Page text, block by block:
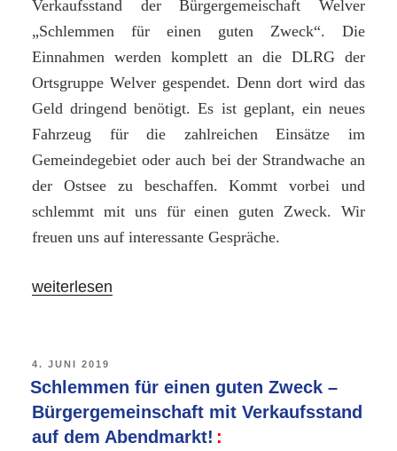
Verkaufsstand der Bürgergemeischaft Welver
„Schlemmen für einen guten Zweck“. Die
Einnahmen werden komplett an die DLRG der
Ortsgruppe Welver gespendet. Denn dort wird das
Geld dringend benötigt. Es ist geplant, ein neues
Fahrzeug für die zahlreichen Einsätze im
Gemeindegebiet oder auch bei der Strandwache an
der Ostsee zu beschaffen. Kommt vorbei und
schlemmt mit uns für einen guten Zweck. Wir
freuen uns auf interessante Gespräche.
„DLRG
Bürgergemeinschaft
wird
Einnahmen
des
weiterlesen
VERÖFFENTLICHT
AM
4. JUNI 2019
Schlemmen für einen guten Zweck –
Bürgergemeinschaft mit Verkaufsstand
auf dem Abendmarkt!